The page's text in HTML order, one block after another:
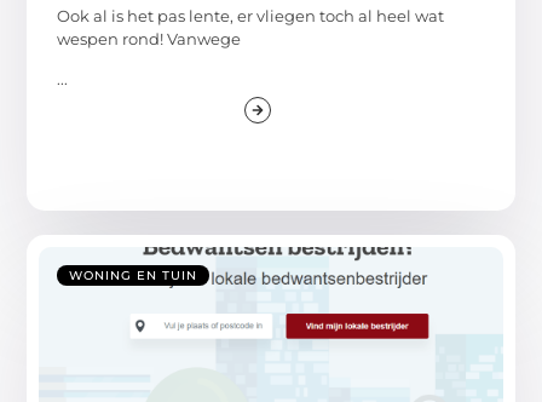
Ook al is het pas lente, er vliegen toch al heel wat
wespen rond! Vanwege
...
WONING EN TUIN